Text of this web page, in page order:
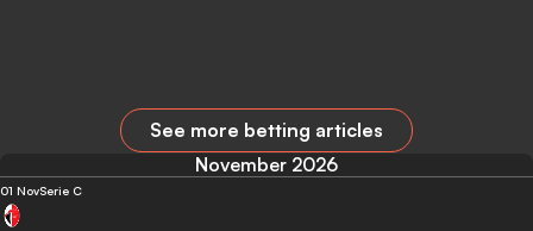
See more betting articles
November 2026
01 NovSerie C